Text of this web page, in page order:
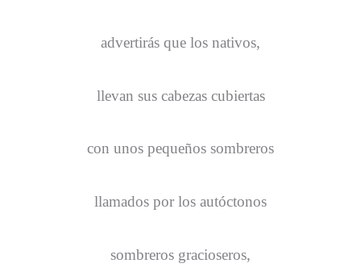
advertirás que los nativos,
llevan sus cabezas cubiertas
con unos pequeños sombreros
llamados por los autóctonos
sombreros gracioseros,